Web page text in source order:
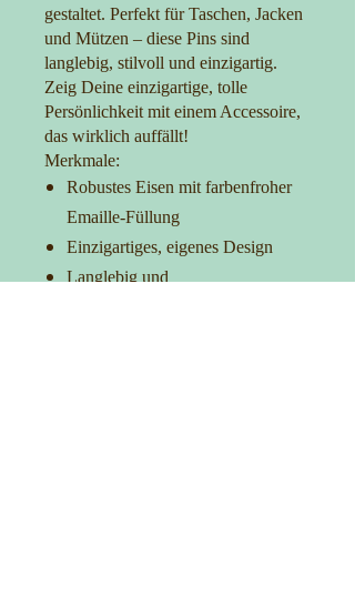
gestaltet. Perfekt für Taschen, Jacken
und Mützen – diese Pins sind
langlebig, stilvoll und einzigartig.
Zeig Deine einzigartige, tolle
Persönlichkeit mit einem Accessoire,
das wirklich auffällt!
Merkmale:
Robustes Eisen mit farbenfroher
Emaille-Füllung
Einzigartiges, eigenes Design
Langlebig und